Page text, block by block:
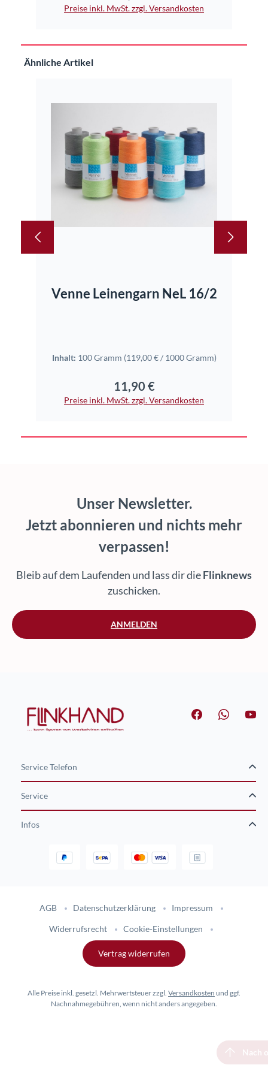
Preise inkl. MwSt. zzgl. Versandkosten
Produktgalerie überspringen
Ähnliche Artikel
Venne Leinengarn NeL 16/2
Inhalt: 100 Gramm (119,00 € / 1000 Gramm)
Regulärer Preis:
11,90 €
Preise inkl. MwSt. zzgl. Versandkosten
Unser Newsletter.
Jetzt abonnieren und nichts mehr
verpassen!
Bleib auf dem Laufenden und lass dir dieFlinknews
zuschicken.
ANMELDEN
Service Telefon
Service
Infos
AGB Datenschutzerklärung Impressum
Widerrufsrecht Cookie-Einstellungen
Vertrag widerrufen
Alle Preise inkl. gesetzl. Mehrwertsteuer zzgl. Versandkosten und ggf.
Nachnahmegebühren, wenn nicht anders angegeben.
Gestaltung und Umsetzung des Online-Shops flinkhand-shop.de
Nach